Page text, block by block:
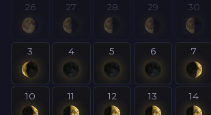
26 27 28 29 30
3 4 5 6 7
10 11 12 13 14